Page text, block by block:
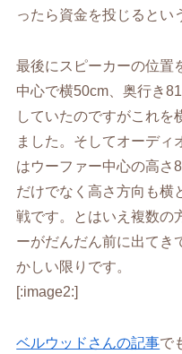
ったら資金を投じるとい
最後にスピーカーの位置
中心で横50cm、奥行き
していたのですがこれを
ました。そしてオーディ
はウーファー中心の高さ
だけでなく高さ方向も横
戦です。とはいえ複数の
ーがだんだん前に出てき
かしい限りです。
[:image2:]
ベルウッドさんの記事で